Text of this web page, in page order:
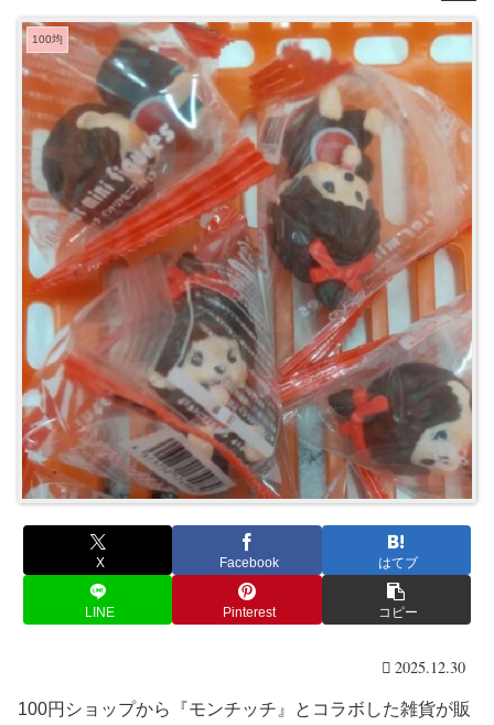
100均
X Facebook はてブ
LINE Pinterest コピー
2025.12.30
100円ショップから『モンチッチ』とコラボした雑貨が販